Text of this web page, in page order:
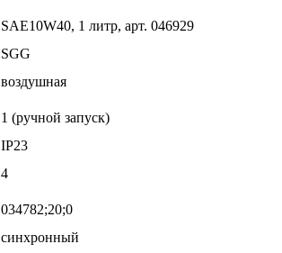
SAE10W40, 1 литр, арт. 046929
SGG
воздушная
1 (ручной запуск)
IP23
4
034782;20;0
синхронный